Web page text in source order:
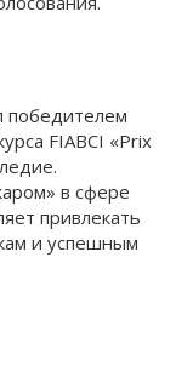
победителем
FIABCI «Prix
в сфере
привлекать
и успешным